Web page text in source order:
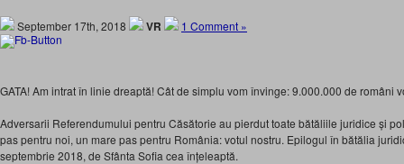
September 17th, 2018 VR 1 Comment »
GATA! Am intrat în linie dreaptă! Cât de simplu vom învinge: 9.000.000 de români
Adversarii Referendumului pentru Căsătorie au pierdut toate bătăliile juridice și
pas pentru noi, un mare pas pentru România: votul nostru. Epilogul în bătălia
septembrie 2018, de Sfânta Sofia cea înțeleaptă.